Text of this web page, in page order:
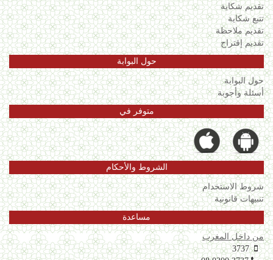
تقديم شكاية
تتبع شكاية
تقديم ملاحظة
تقديم إقتراح
حول البوابة
حول البوابة
أسئلة وأجوبة
متوفر في
الشروط والأحكام
شروط الاستخدام
تنبيهات قانونية
مساعدة
من داخل المغرب
3737